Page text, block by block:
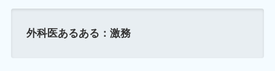
外科医あるある：激務